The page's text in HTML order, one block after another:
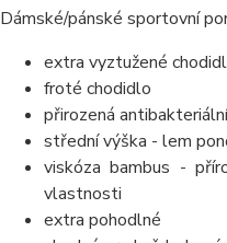
Dámské/pánské sportovní
extra vyztužené
froté chodidlo
přirozená
střední výška - lem
viskóza bambus -
vlastnosti
extra pohodlné